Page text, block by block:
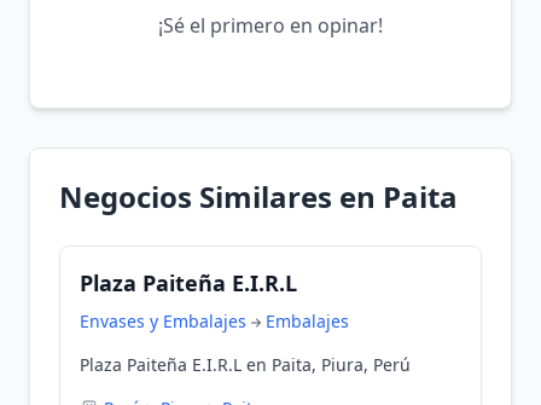
¡Sé el primero en opinar!
Negocios Similares en Paita
Plaza Paiteña E.I.R.L
Envases y Embalajes
Embalajes
Plaza Paiteña E.I.R.L en Paita, Piura, Perú